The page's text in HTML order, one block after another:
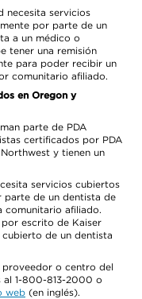
necesita servicios
por parte de un
a un médico o
tener una remisión
para poder recibir un
comunitario afiliado.
en Oregon y
parte de PDA
certificados por PDA
y tienen un
servicios cubiertos
parte de un dentista de
comunitario afiliado.
escrito de Kaiser
de un dentista
o centro del
al 1-800-813-2000 o
web (en inglés).